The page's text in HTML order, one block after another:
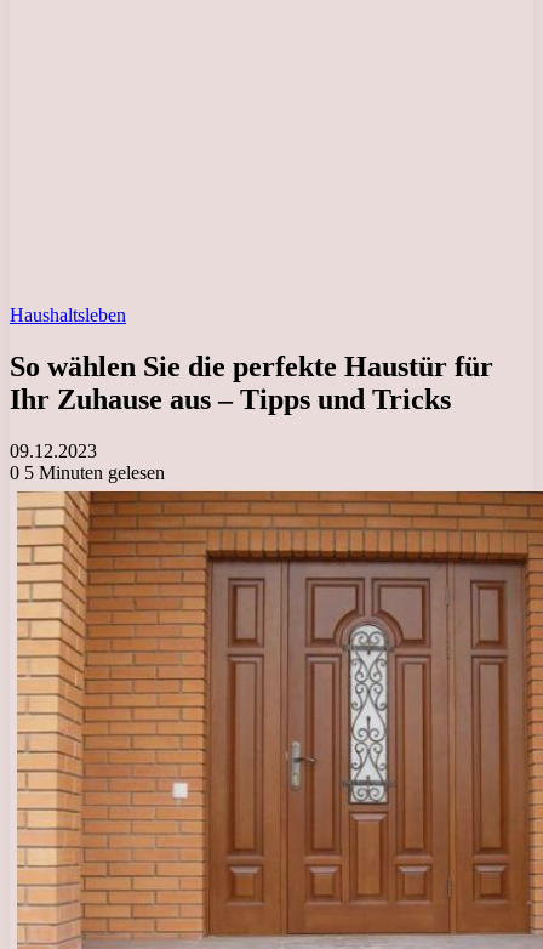
Haushaltsleben
So wählen Sie die perfekte Haustür für
Ihr Zuhause aus – Tipps und Tricks
09.12.2023
0 5 Minuten gelesen